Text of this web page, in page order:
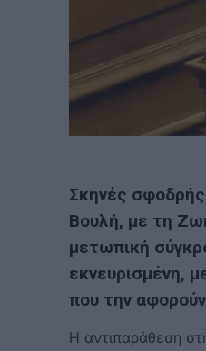
Σκηνές
Βουλή, με τη
μετωπική
εκνευρισμένη,
που την
Η αντιπαράθεση